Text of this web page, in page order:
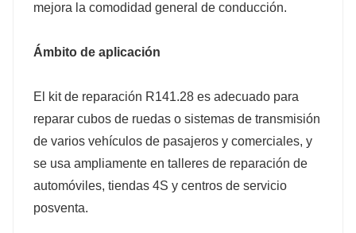
mejora la comodidad general de conducción.
Ámbito de aplicación
El kit de reparación R141.28 es adecuado para
reparar cubos de ruedas o sistemas de transmisión
de varios vehículos de pasajeros y comerciales, y
se usa ampliamente en talleres de reparación de
automóviles, tiendas 4S y centros de servicio
posventa.